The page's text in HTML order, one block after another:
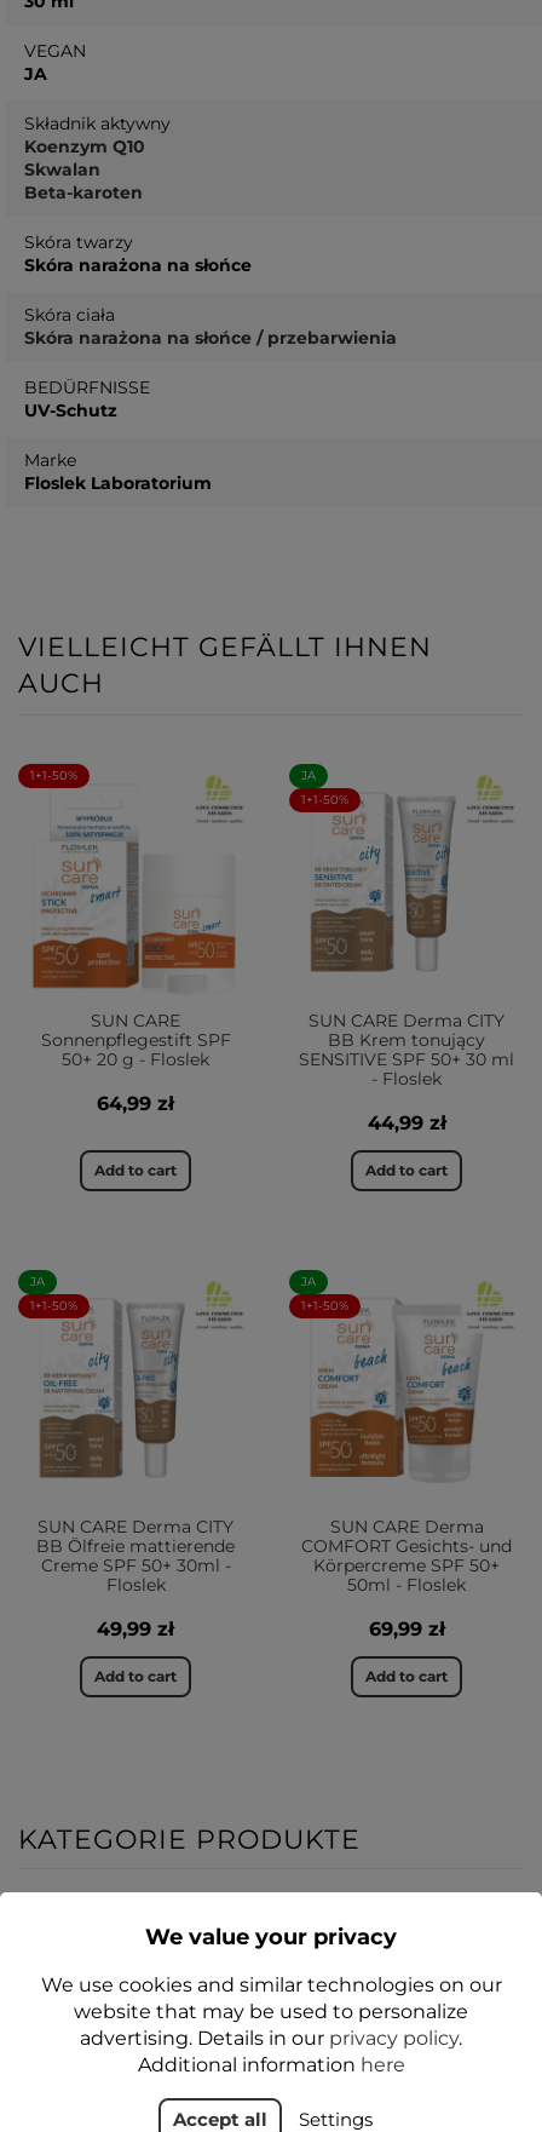
VEGAN
JA
Składnik aktywny
Koenzym Q10
Skwalan
Beta-karoten
Skóra twarzy
Skóra narażona na słońce
Skóra ciała
Skóra narażona na słońce / przebarwienia
BEDÜRFNISSE
UV-Schutz
Marke
Floslek Laboratorium
VIELLEICHT GEFÄLLT IHNEN
AUCH
1+1-50%
SUN CARE
Sonnenpflegestift SPF
50+ 20 g - Floslek
64,99 zł
Add to cart
JA
1+1-50%
SUN CARE Derma CITY
BB Krem tonujący
SENSITIVE SPF 50+ 30 ml
- Floslek
44,99 zł
Add to cart
JA
1+1-50%
SUN CARE Derma CITY
BB Ölfreie mattierende
Creme SPF 50+ 30ml -
Floslek
49,99 zł
Add to cart
JA
1+1-50%
SUN CARE Derma
COMFORT Gesichts- und
Körpercreme SPF 50+
50ml - Floslek
69,99 zł
Add to cart
KATEGORIE PRODUKTE
NEU
1+1-15%
We value your privacy
We use cookies and similar technologies on our
website that may be used to personalize
advertising. Details in our privacy policy.
Additional information here
Accept all Settings